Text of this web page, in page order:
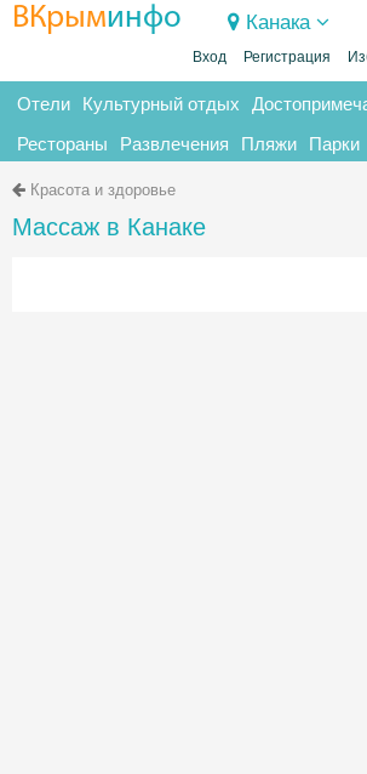
ВКрыминфо Канака
Вход Регистрация
Отели Культурный отдых
Рестораны Развлечения Пляжи Парки
Красота и здоровье
Массаж в Канаке